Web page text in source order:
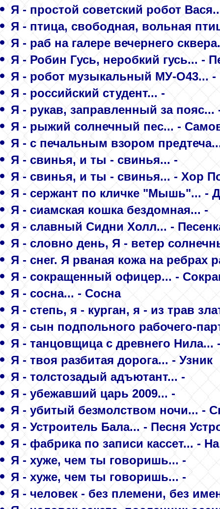
Я - простой советский робот
Я - птица, свободная, вольная
Я - раб на галере вечернего
Я - Робин Гусь, неробкий гусь... -
Я - робот музыкальный МУ-О43...
Я - российский студент... -
Я - рукав, заправленный за пояс...
Я - рыжий солнечный пес... -
Я - с печальным взором
Я - свинья, и ты - свинья... -
Я - свинья, и ты - свинья... - Хор
Я - сержант по кличке "Мышь"... -
Я - сиамская кошка бездомная... -
Я - славный Сидни Холл... -
Я - словно день, Я - ветер
Я - снег. Я рваная кожа на ребрах
Я - сокращенный офицер... -
Я - сосна... - Сосна
Я - степь, я - курган, я - из трав
Я - сын подпольного рабочего-
Я - танцовщица с древнего Нила...
Я - твоя разбитая дорога... - Узник
Я - толстозадый адъютант... -
Я - убежавший царь 2009... -
Я - убитый безмолством ночи... -
Я - Устроитель Бала... - Песня
Я - фабрика по записи кассет... -
Я - хуже, чем ты говоришь... -
Я - хуже, чем ты говоришь... -
Я - человек - без племени, без